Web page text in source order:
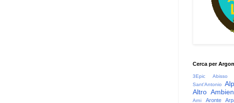
Cerca per
3Epic Abisso
Sant'Antonio
Altro
Arni Aronte